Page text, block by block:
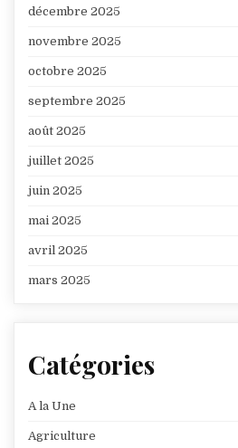
décembre 2025
novembre 2025
octobre 2025
septembre 2025
août 2025
juillet 2025
juin 2025
mai 2025
avril 2025
mars 2025
Catégories
A la Une
Agriculture